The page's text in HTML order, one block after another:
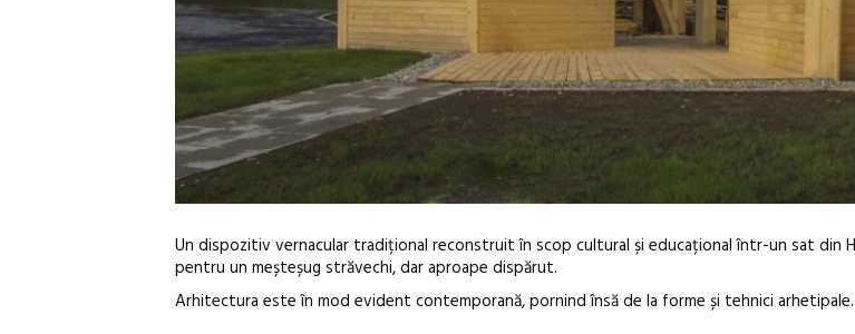
Un dispozitiv vernacular tradițional reconstruit în scop cultural și educațional într-un sat din
pentru un meșteșug străvechi, dar aproape dispărut.
Arhitectura este în mod evident contemporană, pornind însă de la forme și tehnici arhetipale.